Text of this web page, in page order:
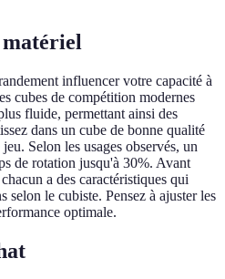
influencer votre capacité à
cubes de compétition modernes
fluide, permettant ainsi des
dans un cube de bonne qualité
Selon les usages observés, un
de rotation jusqu'à 30%. Avant
a des caractéristiques qui
le cubiste. Pensez à ajuster les
optimale.